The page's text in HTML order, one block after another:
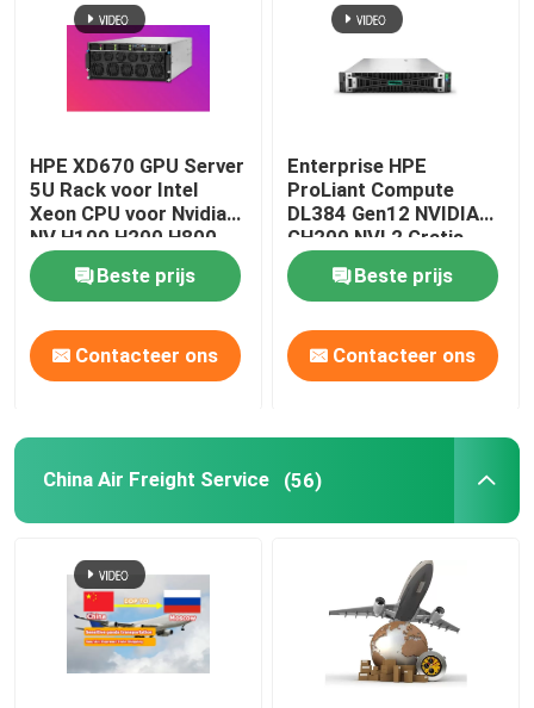
Producten
Fabriekstocht
HPE XD670 GPU Server
5U Rack voor Intel
Xeon CPU voor Nvidia
NV H100 H200 H800
PCIE/SXM Nvlink AI
Supercomputing Case
Beste prijs
Contacteer ons
Enterprise HPE
ProLiant Compute
DL384 Gen12 NVIDIA
GH200 NVL2 Gratis
Compute Private Cloud
Rackgemonteerde GPU
AI-server
Beste prijs
Contacteer ons
China Air Freight Service (56)